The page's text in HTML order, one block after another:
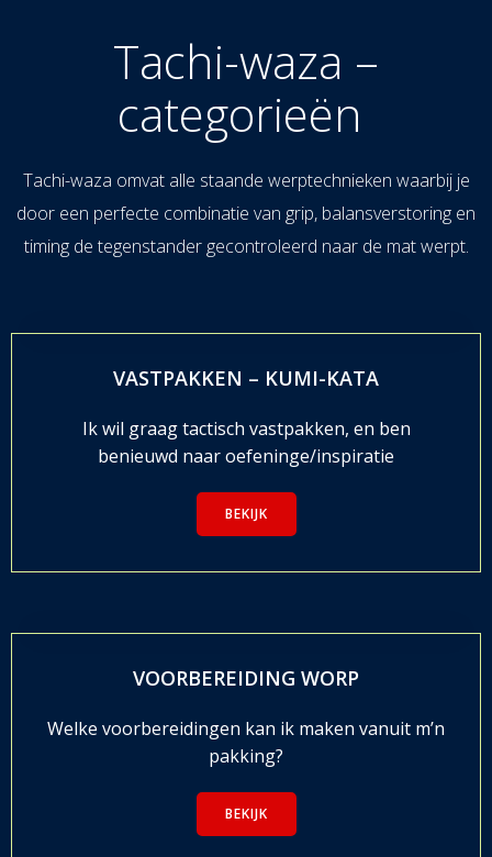
Tachi-waza –
categorieën
Tachi-waza omvat alle staande werptechnieken waarbij je
door een perfecte combinatie van grip, balansverstoring en
timing de tegenstander gecontroleerd naar de mat werpt.
VASTPAKKEN – KUMI-KATA
Ik wil graag tactisch vastpakken, en ben
benieuwd naar oefeninge/inspiratie
BEKIJK
VOORBEREIDING WORP
Welke voorbereidingen kan ik maken vanuit m’n
pakking?
BEKIJK